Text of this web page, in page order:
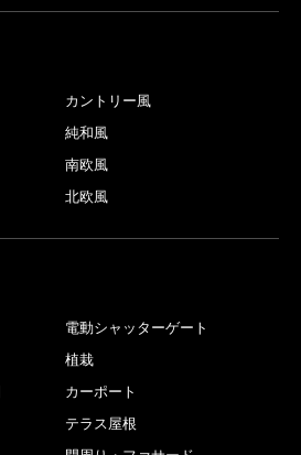
カントリー風
純和風
南欧風
北欧風
電動シャッターゲート
植栽
カーポート
テラス屋根